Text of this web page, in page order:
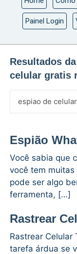
Painel Login
Resultados
celular gratis
Espião
Você sabia que
você tem
pode ser algo
ferramenta, […]
Rastrear
Rastrear Celular
tarefa árdua se